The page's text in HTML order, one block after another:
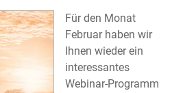
Für den Monat
Februar haben wir
Ihnen wieder ein
interessantes
Webinar-Programm